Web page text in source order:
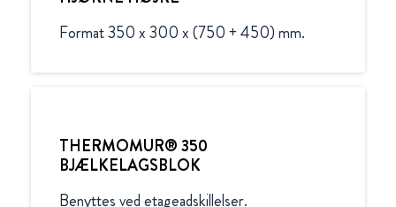
Format 350 x 300 x (750 + 450) mm.
THERMOMUR® 350
BJÆLKELAGSBLOK
Benyttes ved etageadskillelser.